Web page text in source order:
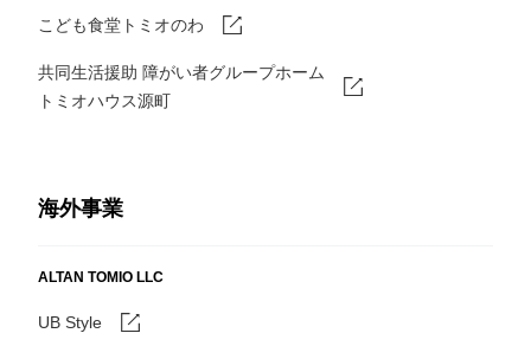
こども食堂トミオのわ
共同生活援助 障がい者グループホーム
トミオハウス源町
海外事業
ALTAN TOMIO LLC
UB Style